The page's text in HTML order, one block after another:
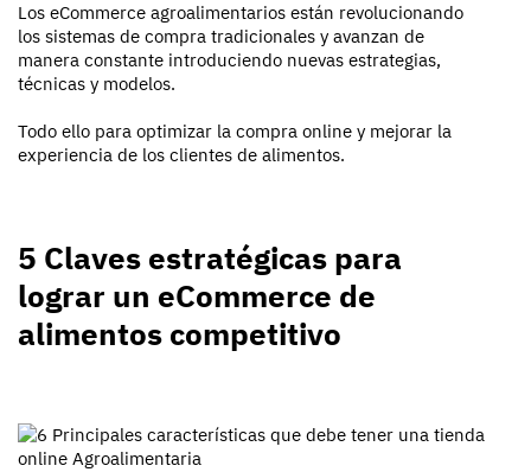
Los eCommerce agroalimentarios están revolucionando
los sistemas de compra tradicionales y avanzan de
manera constante introduciendo nuevas estrategias,
técnicas y modelos.
Todo ello para optimizar la compra online y mejorar la
experiencia de los clientes de alimentos.
5 Claves estratégicas para
lograr un eCommerce de
alimentos competitivo